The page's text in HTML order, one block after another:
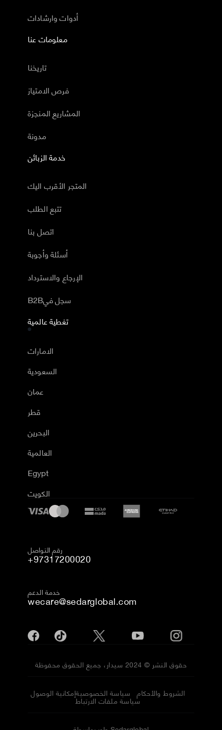
أدوات وارشادات
معلومات عنا
تاريخنا
فرص الامتياز
المشاريع المنجزة
مدونة
خدمة الزبائن
المتجر الأقرب اليك
تتبع الطلب
اتصل بنا
أسئلة وأجوبة
الإرجاع والاسترداد
B2Bسجل في
تغطية عالمية
الامارات
السعودية
عمان
قطر
البحرين
العالمية
Egypt
الكويت
رقم التواصل
+97317200020
خدمة الدعم
wecare@sedarglobal.com
حقوق النشر © 2024 سيدار، جميع الحقوق محفوظة
إمكانية الوصولسياسة الخصوصية الشروط والأحكام
سياسة ملفات الارتباط